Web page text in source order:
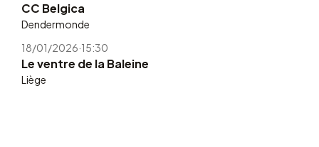
CC Belgica
Dendermonde
18/01/2026·15:30
Le ventre de la Baleine
Liège